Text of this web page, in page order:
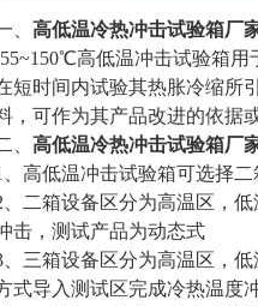
、 高低温冷热冲击试验箱厂
高低温冲击试验箱用
短时间内试验其热胀冷缩
，可作为其产品改进的依据
、 高低温冷热冲击试验箱厂
、高低温冲击试验箱可选择二
、二箱设备区分为高温区，
击，测试产品为动态式
、三箱设备区分为高温区，
式导入测试区完成冷热温度